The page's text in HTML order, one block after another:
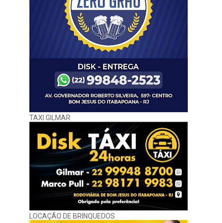
TAXI GILMAR
LOCAÇÃO DE BRINQUEDOS